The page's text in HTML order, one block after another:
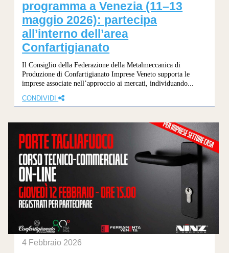
programma a Venezia (11–13
maggio 2026): partecipa
all’interno dell’area
Confartigianato
Il Consiglio della Federazione della Metalmeccanica di
Produzione di Confartigianato Imprese Veneto supporta le
imprese associate nell’approccio ai mercati, individuando...
CONDIVIDI
4 Febbraio 2026